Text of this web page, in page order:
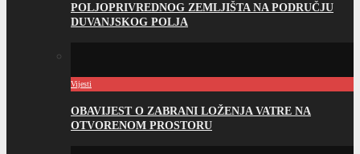
POLJOPRIVREDNOG ZEMLJIŠTA NA PODRUČJU
DUVANJSKOG POLJA
Vijesti
OBAVIJEST O ZABRANI LOŽENJA VATRE NA
OTVORENOM PROSTORU